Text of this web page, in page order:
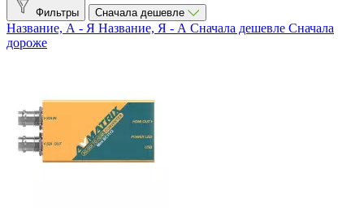
Внешнее 15
Внутреннее 16
HDMI 30
LAN 4
PCI-Express 13
Фильтры Сначала дешевле
Название, А - Я Название, Я - А Сначала дешевле Сначала
дороже